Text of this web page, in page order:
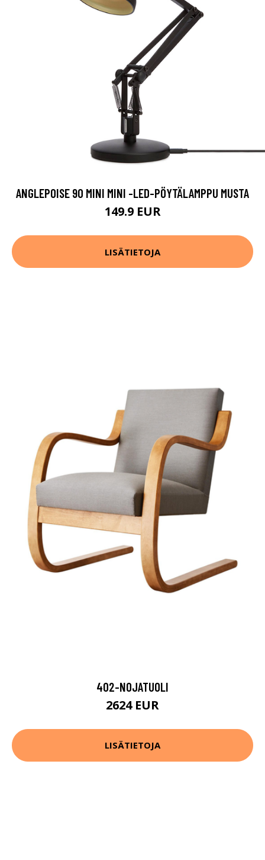
ANGLEPOISE 90 MINI MINI -LED-PÖYTÄLAMPPU MUSTA
149.9 EUR
LISÄTIETOJA
402-NOJATUOLI
2624 EUR
LISÄTIETOJA